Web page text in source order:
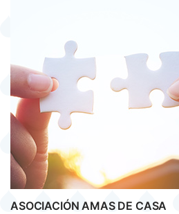
ASOCIACIÓN AMAS DE CASA